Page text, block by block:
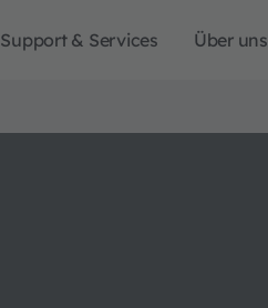
Support & Services Über uns